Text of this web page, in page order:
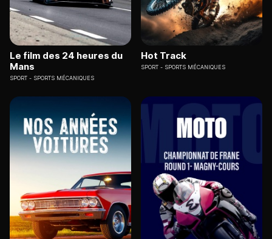
Le film des 24 heures du
Mans
SPORT SPORTS MÉCANIQUES
Hot Track
SPORT SPORTS MÉCANIQUES